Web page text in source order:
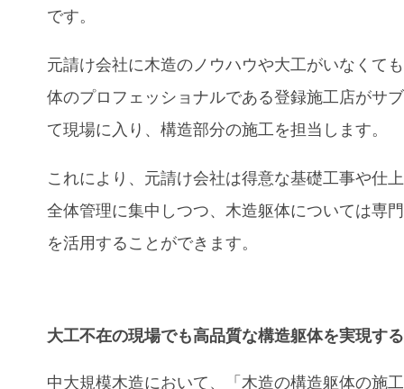
です。
元請け会社に木造のノウハウや大工がいなくて
体のプロフェッショナルである登録施工店がサ
て現場に入り、構造部分の施工を担当します。
これにより、元請け会社は得意な基礎工事や仕
全体管理に集中しつつ、木造躯体については専
を活用することができます。
大工不在の現場でも高品質な構造躯体を実現す
中大規模木造において、「木造の構造躯体の施